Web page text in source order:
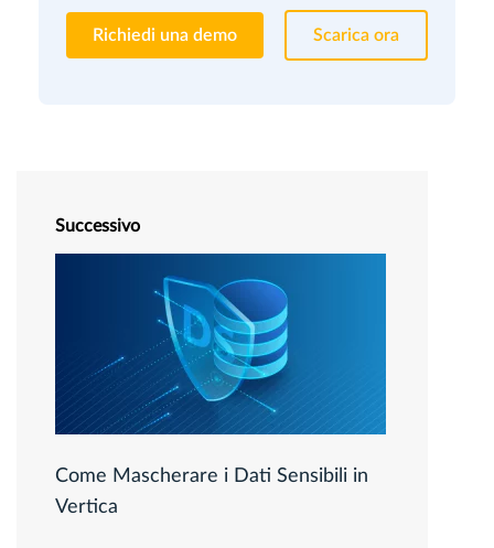
Richiedi una demo Scarica ora
Successivo
Come Mascherare i Dati Sensibili in
Vertica